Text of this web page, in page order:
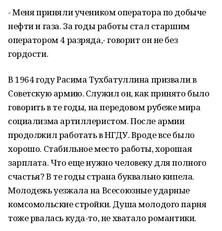
- Меня приняли учеником оператора по добыче
нефти и газа. За годы работы стал старшим
оператором 4 разряда,- говорит он не без
гордости.
В 1964 году Расима Тухбатуллина призвали в
Советскую армию. Служил он, как принято было
говорить в те годы, на передовом рубеже мира
социализма артиллеристом. После армии
продолжил работать в НГДУ. Вроде все было
хорошо. Стабильное место работы, хорошая
зарплата. Что еще нужно человеку для полного
счастья? В те годы страна буквально кипела.
Молодежь уезжала на Всесоюзные ударные
комсомольские стройки. Душа молодого парня
тоже рвалась куда-то, не хватало романтики.